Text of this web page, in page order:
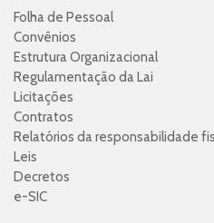
Folha de Pessoal
Convênios
Estrutura Organizacional
Regulamentação da Lai
Licitações
Contratos
Relatórios da responsabilidade
Leis
Decretos
e-SIC